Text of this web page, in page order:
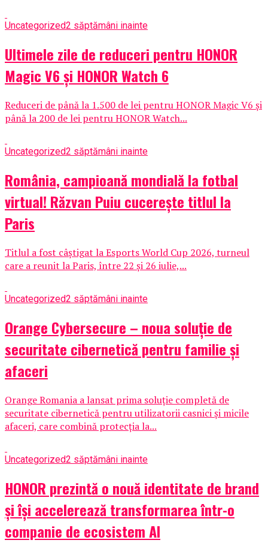
Uncategorized2 săptămâni inainte
Ultimele zile de reduceri pentru HONOR
Magic V6 și HONOR Watch 6
Reduceri de până la 1.500 de lei pentru HONOR Magic V6 și
până la 200 de lei pentru HONOR Watch...
Uncategorized2 săptămâni inainte
România, campioană mondială la fotbal
virtual! Răzvan Puiu cucerește titlul la
Paris
Titlul a fost câștigat la Esports World Cup 2026, turneul
care a reunit la Paris, între 22 și 26 iulie,...
Uncategorized2 săptămâni inainte
Orange Cybersecure – noua soluție de
securitate cibernetică pentru familie și
afaceri
Orange Romania a lansat prima soluție completă de
securitate cibernetică pentru utilizatorii casnici și micile
afaceri, care combină protecția la...
Uncategorized2 săptămâni inainte
HONOR prezintă o nouă identitate de brand
și își accelerează transformarea într-o
companie de ecosistem AI